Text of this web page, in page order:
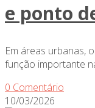
e ponto
Em áreas urbanas,
função importante
0 Comentário
10/03/2026